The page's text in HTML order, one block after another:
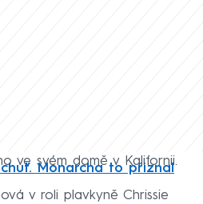
ve svém domě v Kalifornii.
Monarcha to přiznal
v roli plavkyně Chrissie